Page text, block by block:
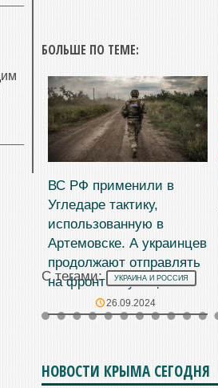
БОЛЬШЕ ПО ТЕМЕ:
ВС РФ применили в
Угледаре тактику,
использованную в
Артемовске. А украинцев
продолжают отправлять
на фронт «с улицы»
26.09.2024
С тегами: УКРАИНА И РОССИЯ
НОВОСТИ КРЫМА СЕГОДНЯ